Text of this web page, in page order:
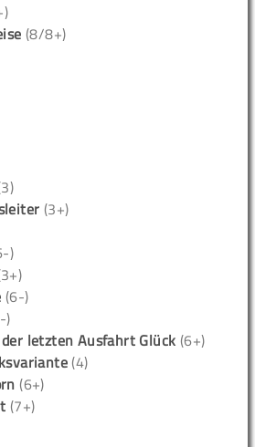
(8/8+)
(3+)
)
(6-)
)
letzten Ausfahrt Glück (6+)
(4)
(6+)
(7+)